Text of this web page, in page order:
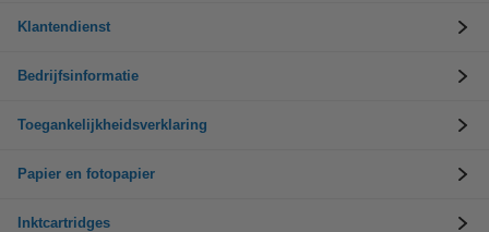
Klantendienst
Bedrijfsinformatie
Toegankelijkheidsverklaring
Papier en fotopapier
Inktcartridges